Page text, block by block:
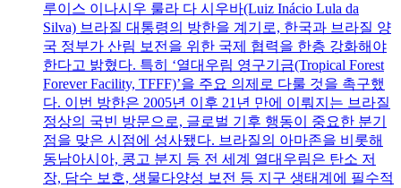
루이스 이나시우 룰라 다 시우바(Luiz Inácio Lula da
Silva) 브라질 대통령의 방한을 계기로, 한국과 브라질 양
국 정부가 산림 보전을 위한 국제 협력을 한층 강화해야
한다고 밝혔다. 특히 ‘열대우림 영구기금(Tropical Forest
Forever Facility, TFFF)’을 주요 의제로 다룰 것을 촉구했
다. 이번 방한은 2005년 이후 21년 만에 이뤄지는 브라질
정상의 국빈 방문으로, 글로벌 기후 행동이 중요한 분기
점을 맞은 시점에 성사됐다. 브라질의 아마존을 비롯해
동남아시아, 콩고 분지 등 전 세계 열대우림은 탄소 저
장, 담수 보호, 생물다양성 보전 등 지구 생태계에 필수적